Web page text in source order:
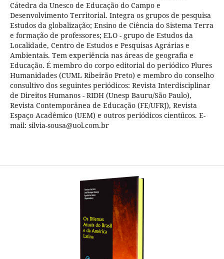
Cátedra da Unesco de Educação do Campo e
Desenvolvimento Territorial. Integra os grupos de pesquisa
Estudos da globalização; Ensino de Ciência do Sistema Terra
e formação de professores; ELO - grupo de Estudos da
Localidade, Centro de Estudos e Pesquisas Agrárias e
Ambientais. Tem experiência nas áreas de geografia e
Educação. É membro do corpo editorial do periódico Plures
Humanidades (CUML Ribeirão Preto) e membro do conselho
consultivo dos seguintes periódicos: Revista Interdisciplinar
de Direitos Humanos - RIDH (Unesp Bauru/São Paulo),
Revista Contemporânea de Educação (FE/UFRJ), Revista
Espaço Acadêmico (UEM) e outros periódicos cientíicos. E-
mail: silvia-sousa@uol.com.br